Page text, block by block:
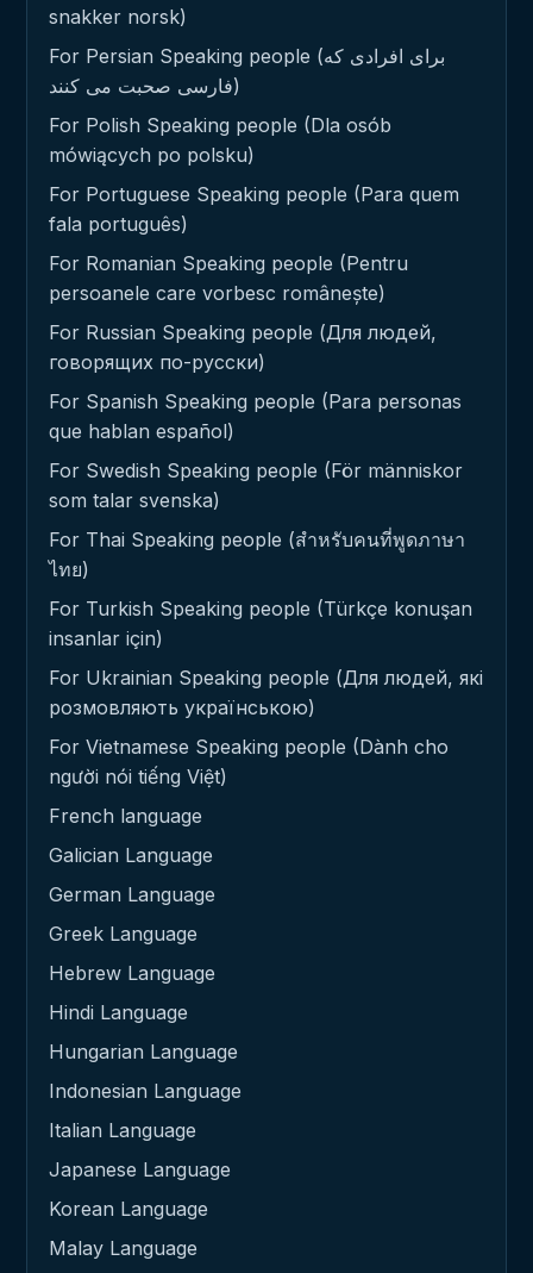
snakker norsk)
For Persian Speaking people (برای افرادی که
فارسی صحبت می کنند)
For Polish Speaking people (Dla osób
mówiących po polsku)
For Portuguese Speaking people (Para quem
fala português)
For Romanian Speaking people (Pentru
persoanele care vorbesc românește)
For Russian Speaking people (Для людей,
говорящих по-русски)
For Spanish Speaking people (Para personas
que hablan español)
For Swedish Speaking people (För människor
som talar svenska)
For Thai Speaking people (สำหรับคนที่พูดภาษา
ไทย)
For Turkish Speaking people (Türkçe konuşan
insanlar için)
For Ukrainian Speaking people (Для людей, які
розмовляють українською)
For Vietnamese Speaking people (Dành cho
người nói tiếng Việt)
French language
Galician Language
German Language
Greek Language
Hebrew Language
Hindi Language
Hungarian Language
Indonesian Language
Italian Language
Japanese Language
Korean Language
Malay Language